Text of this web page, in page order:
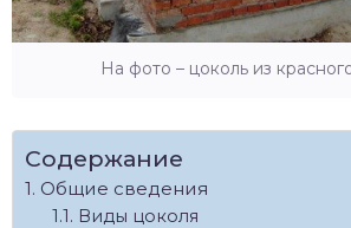
На фото – цоколь из
Содержание
Общие сведения
Виды цоколя